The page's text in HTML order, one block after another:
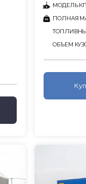
МОДЕЛЬ
ПОЛНАЯ
ОБЪЕМ